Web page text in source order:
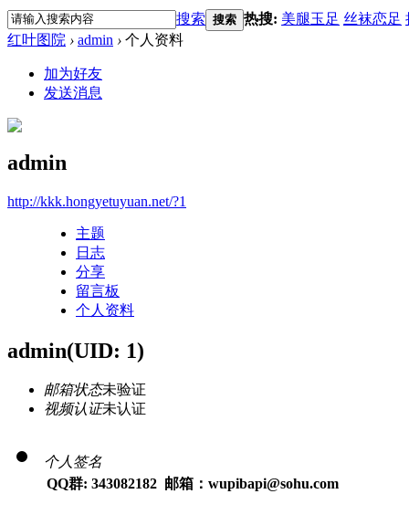
搜索 搜索 热搜: 美腿玉足 丝袜恋足
红叶图院 › admin › 个人资料
加为好友
发送消息
admin
http://kkk.hongyetuyuan.net/?1
主题
日志
分享
留言板
个人资料
admin(UID: 1)
邮箱状态未验证
视频认证未认证
个人签名
QQ群: 343082182 邮箱：wupibapi@sohu.com